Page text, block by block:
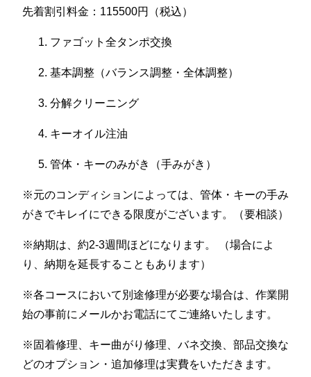
先着割引料金：115500円（税込）
ファゴット全タンポ交換
基本調整（バランス調整・全体調整）
分解クリーニング
キーオイル注油
管体・キーのみがき（手みがき）
※元のコンディションによっては、管体・キーの手み
がきでキレイにできる限度がございます。（要相談）
※納期は、約2-3週間ほどになります。 （場合によ
り、納期を延長することもあります）
※各コースにおいて別途修理が必要な場合は、作業開
始の事前にメールかお電話にてご連絡いたします。
※固着修理、キー曲がり修理、バネ交換、部品交換な
どのオプション・追加修理は実費をいただきます。